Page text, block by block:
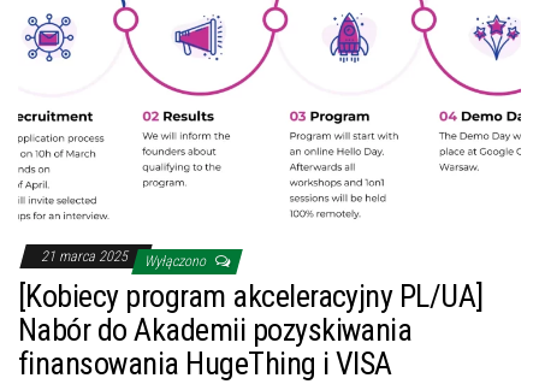
21 marca 2025 Wyłączono
[Kobiecy program akceleracyjny PL/UA]
Nabór do Akademii pozyskiwania
finansowania HugeThing i VISA